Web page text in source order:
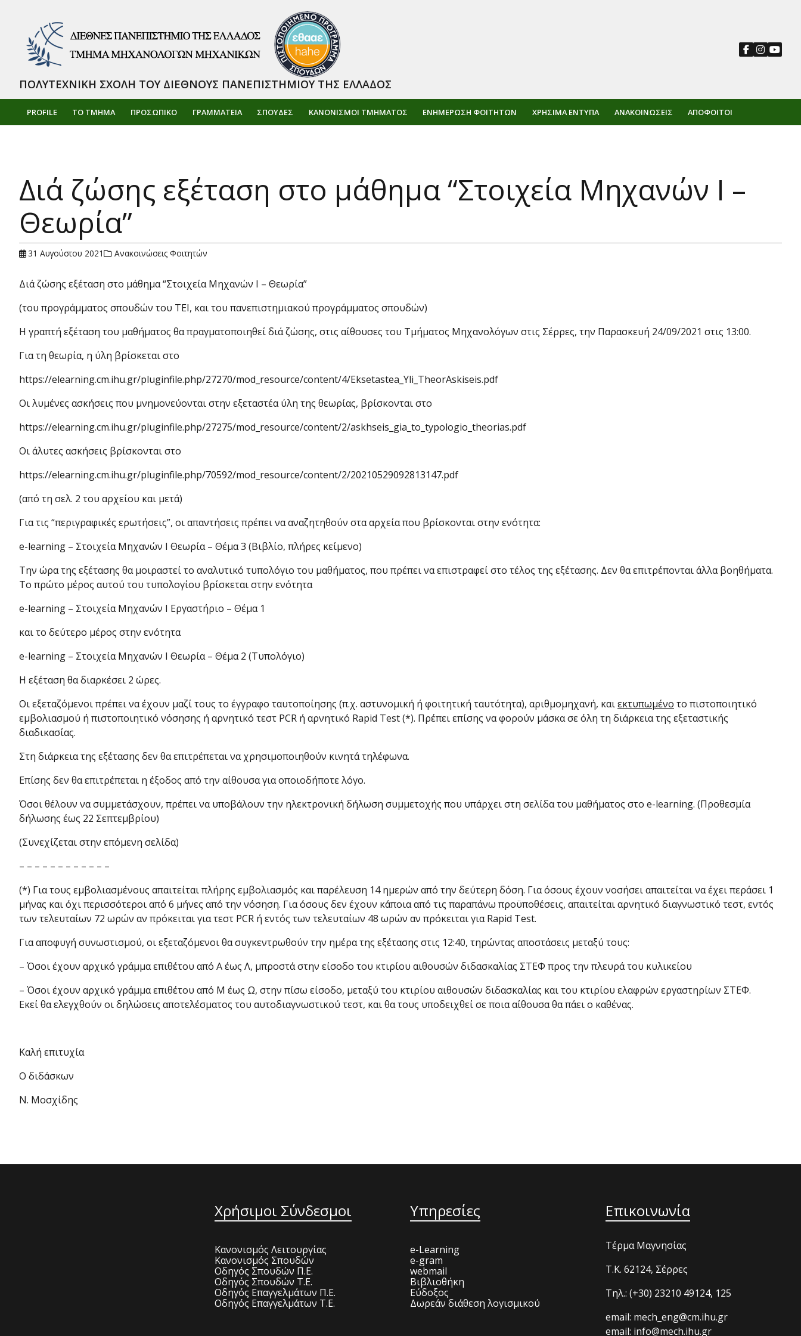
PROFILE ΤΟ ΤΜΗΜΑ ΠΡΟΣΩΠΙΚΌ ΓΡΑΜΜΑΤΕΙΑ ΣΠΟΥΔΕΣ ΚΑΝΟΝΙΣΜΟΙ ΤΜΗΜΑΤΟΣ ΕΝΗΜΈΡΩΣΗ ΦΟΙΤΗΤΏΝ ΧΡΉΣΙΜΑ ΈΝΤΥΠΑ ΑΝΑΚΟΙΝΏΣΕΙΣ ΑΠΌΦΟΙΤΟΙ
ΠΟΛΥΤΕΧΝΙΚΗ ΣΧΟΛΗ ΤΟΥ ΔΙΕΘΝΟΥΣ ΠΑΝΕΠΙΣΤΗΜΙΟΥ ΤΗΣ ΕΛΛΑΔΟΣ
Διά ζώσης εξέταση στο μάθημα “Στοιχεία Μηχανών Ι –
Θεωρία”
31 Αυγούστου 2021 Ανακοινώσεις Φοιτητών
Διά ζώσης εξέταση στο μάθημα “Στοιχεία Μηχανών Ι – Θεωρία”
(του προγράμματος σπουδών του ΤΕΙ, και του πανεπιστημιακού προγράμ­ματος σπουδών)
Η γραπτή εξέταση του μαθήματος θα πραγματοποιηθεί διά ζώσης, στις αίθουσες του Τμή­ματος Μηχανολόγων στις Σέρρες, την Παρασκευή 24/09/2021 στις 13:00.
Για τη θεωρία, η ύλη βρίσκεται στο
https://elearning.cm.ihu.gr/pluginfile.php/27270/mod_resource/content/4/Eksetastea_Yli_TheorAskiseis.pdf
Οι λυμένες ασκήσεις που μνημονεύονται στην εξεταστέα ύλη της θεωρίας, βρίσκονται στο
https://elearning.cm.ihu.gr/pluginfile.php/27275/mod_resource/content/2/askhseis_gia_to_typologio_theorias.pdf
Οι άλυτες ασκήσεις βρίσκονται στο
https://elearning.cm.ihu.gr/pluginfile.php/70592/mod_resource/content/2/20210529092813147.pdf
(από τη σελ. 2 του αρχείου και μετά)
Για τις “περιγραφικές ερωτήσεις”, οι απαντήσεις πρέπει να αναζητηθούν στα αρχεία που βρίσκονται στην ενότητα:
e-learning – Στοιχεία Μηχανών Ι Θεωρία – Θέμα 3 (Βιβλίο, πλήρες κείμενο)
Την ώρα της εξέτασης θα μοιραστεί το αναλυτικό τυπολόγιο του μαθήματος, που πρέπει να επιστραφεί στο τέλος της εξέτασης. Δεν θα επιτρέπονται άλλα βοηθήματα.
Το πρώτο μέρος αυτού του τυπολογίου βρίσκεται στην ενότητα
e-learning – Στοιχεία Μηχανών Ι Εργαστήριο – Θέμα 1
και το δεύτερο μέρος στην ενότητα
e-learning – Στοιχεία Μηχανών Ι Θεωρία – Θέμα 2 (Τυπολόγιο)
Η εξέταση θα διαρκέσει 2 ώρες.
Οι εξεταζόμενοι πρέπει να έχουν μαζί τους το έγγραφο ταυτοποίησης (π.χ. αστυνομική ή φοιτητική ταυτότητα), αριθμομηχανή, καιεκτυπωμένο το πιστοποιητικό
εμβολιασμού ή πιστοποιητικό νόσησης ή αρνητικό τεστ PCR ή αρνητικό Rapid Test (*). Πρέπει επίσης να φορούν μάσκα σε όλη τη διάρκεια της εξεταστικής
διαδικασίας.
Στη διάρκεια της εξέτασης δεν θα επιτρέπεται να χρησιμοποιηθούν κινητά τηλέφωνα.
Επίσης δεν θα επιτρέπεται η έξοδος από την αίθουσα για οποιοδήποτε λόγο.
Όσοι θέλουν να συμμετάσχουν, πρέπει να υποβάλουν την ηλεκτρονική δήλωση συμμετοχής που υπάρχει στη σελίδα του μαθήματος στο e-learning. (Προθεσμία
δήλωσης έως 22 Σε­πτεμβρίου)
(Συνεχίζεται στην επόμενη σελίδα)
– – – – – – – – – – – –
(*) Για τους εμβολιασμένους απαιτείται πλήρης εμβολιασμός και παρέλευση 14 ημερών από την δεύτερη δόση. Για όσους έχουν νοσήσει απαιτείται να έχει περάσει 1
μήνας και όχι περισσότεροι από 6 μήνες από την νόσηση. Για όσους δεν έχουν κάποια από τις παραπάνω προϋποθέσεις, απαιτείται αρνητικό διαγνωστικό τεστ, εντός
των τελευταίων 72 ωρών αν πρόκειται για τεστ PCR ή εντός των τελευταίων 48 ωρών αν πρόκειται για Rapid Test.
Για αποφυγή συνωστισμού, οι εξεταζόμενοι θα συγκεντρωθούν την ημέρα της εξέτασης στις 12:40, τηρώντας αποστάσεις μεταξύ τους:
– Όσοι έχουν αρχικό γράμμα επιθέτου από Α έως Λ, μπροστά στην είσοδο του κτιρίου αιθουσών διδασκαλίας ΣΤΕΦ προς την πλευρά του κυλικείου
– Όσοι έχουν αρχικό γράμμα επιθέτου από Μ έως Ω, στην πίσω είσοδο, μεταξύ του κτιρίου αιθουσών διδασκαλίας και του κτιρίου ελαφρών εργαστηρίων ΣΤΕΦ.
Εκεί θα ελεγχθούν οι δηλώσεις αποτελέσματος του αυτοδιαγνωστικού τεστ, και θα τους υποδειχθεί σε ποια αίθουσα θα πάει ο καθένας.
Καλή επιτυχία
Ο διδάσκων
Ν. Μοσχίδης
Χρήσιμοι Σύνδεσμοι
Κανονισμός Λειτουργίας
Κανονισμός Σπουδών
Οδηγός Σπουδών Π.Ε.
Οδηγός Σπουδών Τ.Ε.
Οδηγός Επαγγελμάτων Π.Ε.
Οδηγός Επαγγελμάτων Τ.Ε.
Υπηρεσίες
e-Learning
e-gram
webmail
Βιβλιοθήκη
Εύδοξος
Δωρεάν διάθεση λογισμικού
Επικοινωνία
Τέρμα Μαγνησίας
T.K. 62124, Σέρρες
Τηλ.: (+30) 23210 49124, 125
email: mech_eng@cm.ihu.gr
email: info@mech.ihu.gr